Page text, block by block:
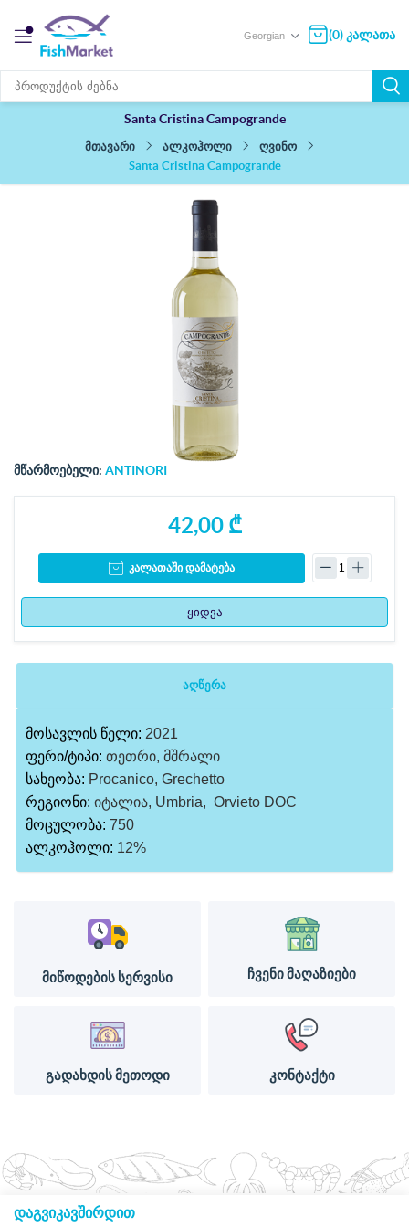
(0) კალათა
Santa Cristina Campogrande
მთავარი
ალკოჰოლი
ღვინო
Santa Cristina Campogrande
მწარმოებელი: ANTINORI
42,00 ₾
კალათაში დამატება
ყიდვა
აღწერა
მოსავლის წელი: 2021
ფერი/ტიპი: თეთრი, მშრალი
სახეობა: Procanico, Grechetto
რეგიონი: იტალია, Umbria, Orvieto DOC
მოცულობა: 750
ალკოჰოლი: 12%
მიწოდების სერვისი ჩვენი მაღაზიები
გადახდის მეთოდი კონტაქტი
დაგვიკავშირდით